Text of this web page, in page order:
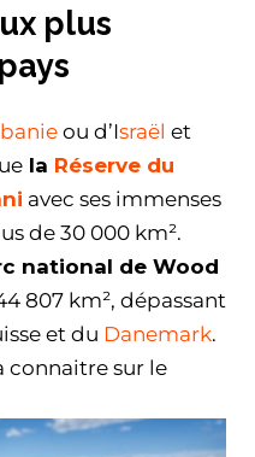
plus
ou d’Israël et
la Réserve du
avec ses immenses
de 30 000 km².
national de Wood
807 km², dépassant
et du Danemark.
connaitre sur le